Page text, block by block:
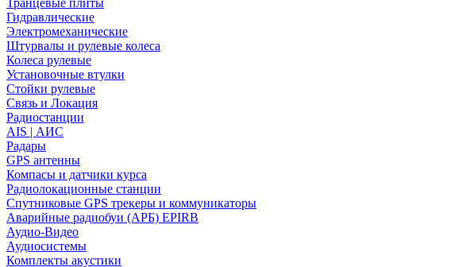
Транцевые плиты
Гидравлические
Электромеханические
Штурвалы и рулевые колеса
Колеса рулевые
Установочные втулки
Стойки рулевые
Связь и Локация
Радиостанции
AIS | АИС
Радары
GPS антенны
Компасы и датчики курса
Радиолокационные станции
Спутниковые GPS трекеры и коммуникаторы
Аварийные радиобуи (АРБ) EPIRB
Аудио-Видео
Аудиосистемы
Комплекты акустики